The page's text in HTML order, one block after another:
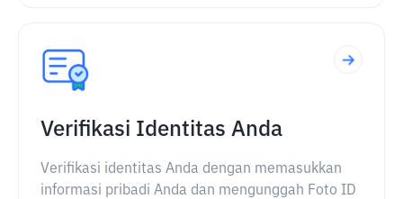
Verifikasi Identitas Anda
Verifikasi identitas Anda dengan memasukkan
informasi pribadi Anda dan mengunggah Foto ID